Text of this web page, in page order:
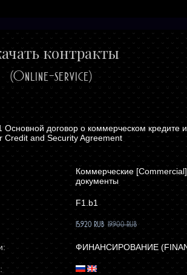
контракты
(Online-service)
Основной договор о коммерческом кредите и
Credit and Security Agreement
Коммерческие [Commercial]
документы
F1.b1
15.920 RUB 19.900 RUB
ФИНАНСИРОВАНИЕ